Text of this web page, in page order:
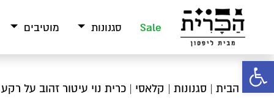
פתח סרגל נגישות
Sale סגנונות מוטיבים
עמוד הבית | סגנונות | קלאסי | כרית נוי עיטור זהוב על רקע